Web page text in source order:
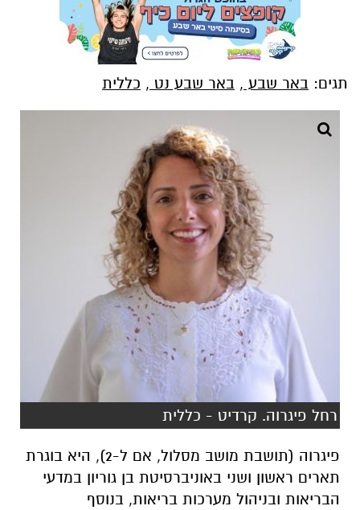
תגים: באר שבע , באר שבע נט , כללית
רחל פיגרוה. קרדיט - כללית
פיגרוה (תושבת מושב מסלול, אם ל-2), היא בוגרת
תארים ראשון ושני באוניברסיטת בן גוריון במדעי
הבריאות ובניהול מערכות בריאות, בנוסף